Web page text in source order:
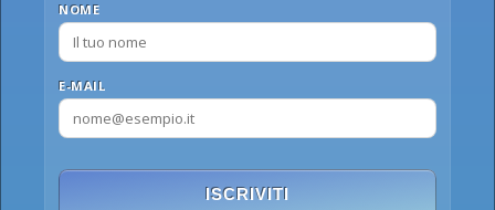
NOME
E-MAIL
ISCRIVITI